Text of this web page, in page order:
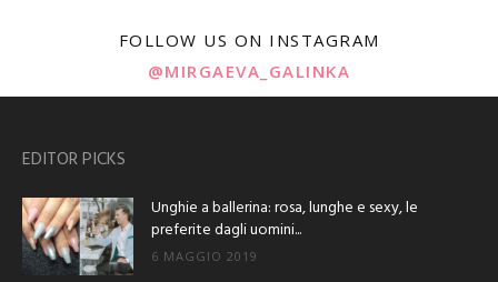
FOLLOW US ON INSTAGRAM
@MIRGAEVA_GALINKA
EDITOR PICKS
Unghie a ballerina: rosa, lunghe e sexy, le
preferite dagli uomini...
6 MAGGIO 2019